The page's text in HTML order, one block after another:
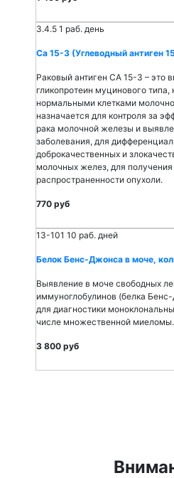
3.4.5 1 раб. день
Са 15-3 (Углеводный антиген
Раковый антиген СА 15-3 – это
гликопротеин муцинового
нормальными клетками
назначается для контроля за
рака молочной железы и
заболевания, для
доброкачественных и
молочных желез, для
распространенности опухоли.
770 руб
13-101 10 раб. дней
Белок Бенс-Джонса в моче,
Выявление в моче свободных
иммуноглобулинов (белка
для диагностики
числе множественной миеломы.
3 800 руб